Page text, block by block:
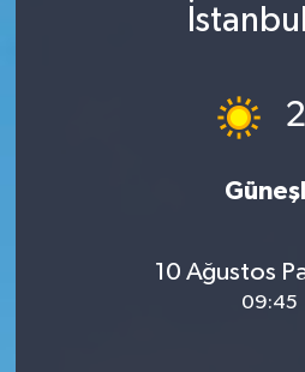
İstanbul
10 Ağustos
09:45